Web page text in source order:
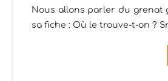
Nous allons parler du grenat
sa fiche : Où le trouve-t-on ?